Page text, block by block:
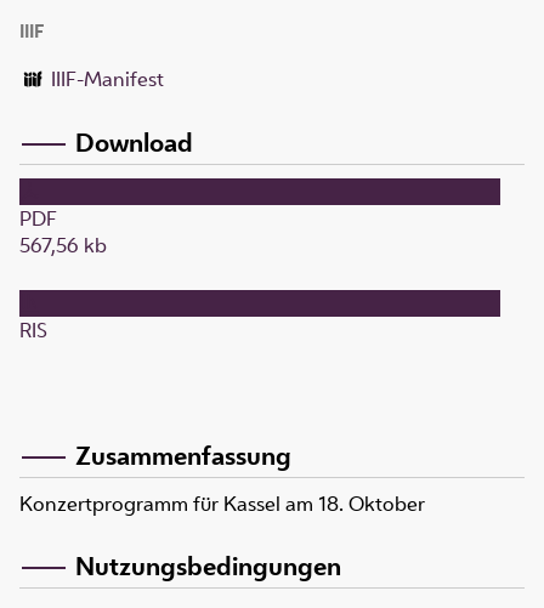
IIIF
IIIF-Manifest
Download
PDF
567,56 kb
RIS
Zusammenfassung
Konzertprogramm für Kassel am 18. Oktober
Nutzungsbedingungen